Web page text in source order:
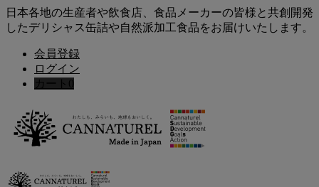
日本各地の生産者や飲食店、食品メーカーの皆様と共創開発
したデリシャス缶詰や自然派加工食品をお届けいたします。
会員登録
ログイン
カート 0